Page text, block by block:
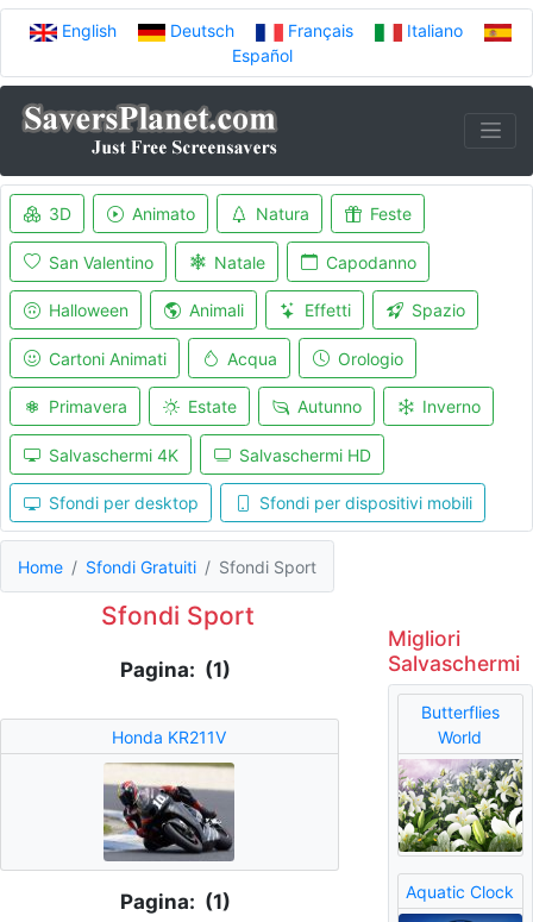
English Deutsch Français
Italiano
Español
3D Animato Natura Feste
San Valentino Natale Capodanno
Halloween Animali Effetti Spazio
Cartoni Animati Acqua Orologio
Primavera Estate Autunno Inverno
Salvaschermi 4K Salvaschermi HD
Sfondi per desktop Sfondi per dispositivi mobili
Home Sfondi Gratuiti Sfondi Sport
Sfondi Sport
Pagina: (1)
Honda KR211V
Pagina: (1)
Migliori
Salvaschermi
Butterflies
World
Aquatic Clock